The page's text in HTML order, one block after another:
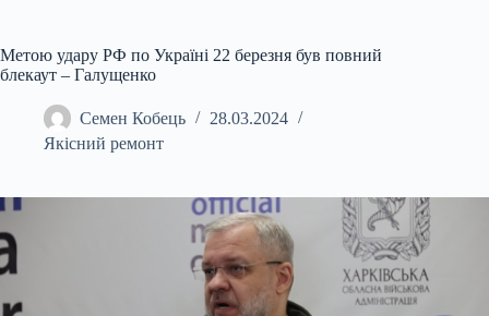
Метою удару РФ по Україні 22 березня був повний
блекаут – Галущенко
Семен Кобець
28.03.2024
Якісний ремонт